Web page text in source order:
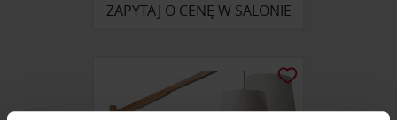
ZAPYTAJ O CENĘ W SALONIE